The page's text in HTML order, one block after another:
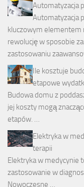
Automatyzacja
Automatyzacja
kluczowym elementem
rewolucję w sposobie
zastosowaniu
Ile kosztuje
etapowe
Budowa domu z
jej koszty mogą
etapów. …
Elektryka w
terapii
Elektryka w medycynie
zastosowanie w
Nowoczesne …